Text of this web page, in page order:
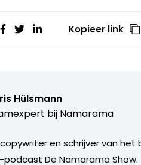
Kopieer link
Hülsmann
bij Namarama
en schrijver van
De Namarama Show.